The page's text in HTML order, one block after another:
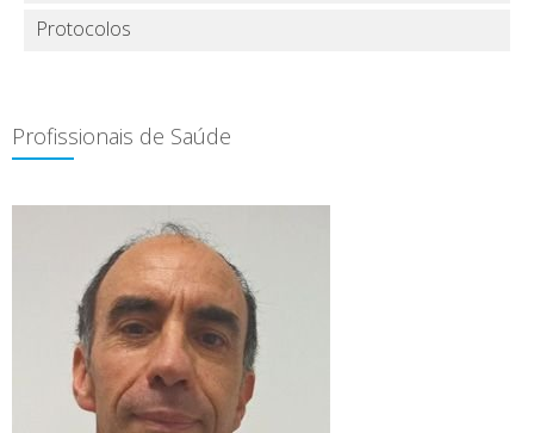
Protocolos
Profissionais de Saúde